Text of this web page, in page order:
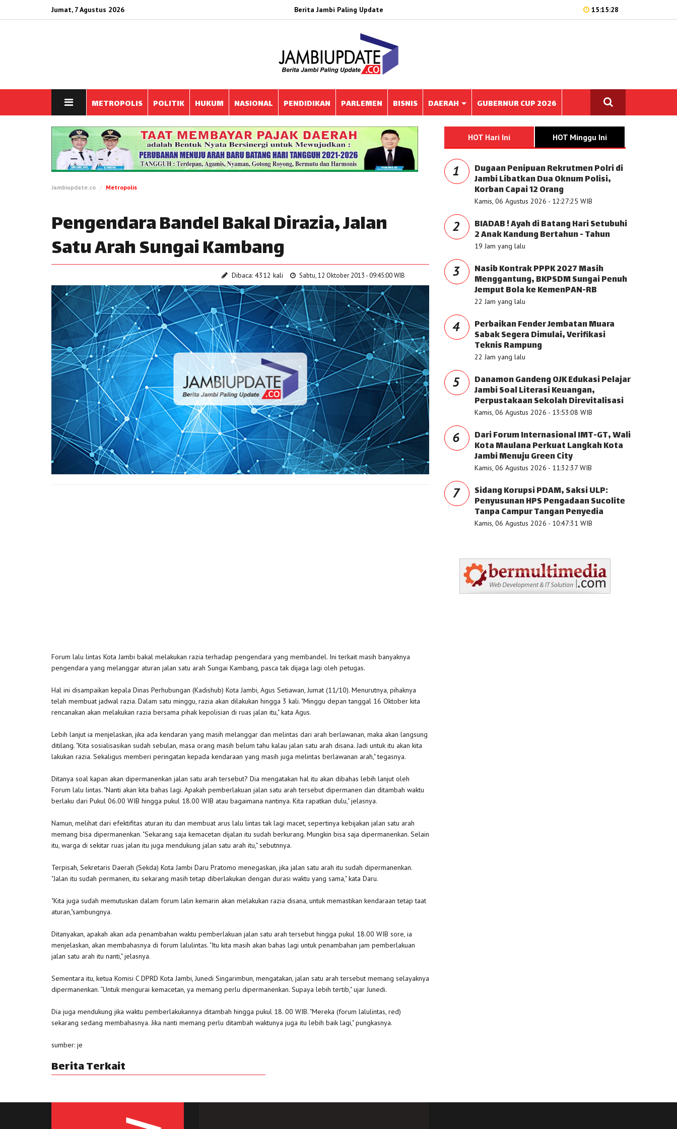
Jumat, 7 Agustus 2026 Berita Jambi Paling Update 15:15:28
METROPOLIS POLITIK HUKUM NASIONAL PENDIDIKAN PARLEMEN BISNIS DAERAH GUBERNUR CUP 2026
Jambiupdate.co Metropolis
Pengendara Bandel Bakal Dirazia, Jalan
Satu Arah Sungai Kambang
Dibaca: 4312 kali Sabtu, 12 Oktober 2013 - 09:45:00 WIB
Forum lalu lintas Kota Jambi bakal melakukan razia terhadap pengendara yang membandel. Ini terkait masih banyaknya
pengendara yang melanggar aturan jalan satu arah Sungai Kambang, pasca tak dijaga lagi oleh petugas.
Hal ini disampaikan kepala Dinas Perhubungan (Kadishub) Kota Jambi, Agus Setiawan, Jumat (11/10). Menurutnya, pihaknya
telah membuat jadwal razia. Dalam satu minggu, razia akan dilakukan hingga 3 kali. "Minggu depan tanggal 16 Oktober kita
rencanakan akan melakukan razia bersama pihak kepolisian di ruas jalan itu," kata Agus.
Lebih lanjut ia menjelaskan, jika ada kendaran yang masih melanggar dan melintas dari arah berlawanan, maka akan langsung
ditilang. "Kita sosialisasikan sudah sebulan, masa orang masih belum tahu kalau jalan satu arah disana. Jadi untuk itu akan kita
lakukan razia. Sekaligus memberi peringatan kepada kendaraan yang masih juga melintas berlawanan arah," tegasnya.
Ditanya soal kapan akan dipermanenkan jalan satu arah tersebut? Dia mengatakan hal itu akan dibahas lebih lanjut oleh
Forum lalu lintas. "Nanti akan kita bahas lagi. Apakah pemberlakuan jalan satu arah tersebut dipermanen dan ditambah waktu
berlaku dari Pukul 06.00 WIB hingga pukul 18.00 WIB atau bagaimana nantinya. Kita rapatkan dulu," jelasnya.
Namun, melihat dari efektifitas aturan itu dan membuat arus lalu lintas tak lagi macet, sepertinya kebijakan jalan satu arah
memang bisa dipermanenkan. "Sekarang saja kemacetan dijalan itu sudah berkurang. Mungkin bisa saja dipermanenkan. Selain
itu, warga di sekitar ruas jalan itu juga mendukung jalan satu arah itu," sebutnnya.
Terpisah, Sekretaris Daerah (Sekda) Kota Jambi Daru Pratomo menegaskan, jika jalan satu arah itu sudah dipermanenkan.
"Jalan itu sudah permanen, itu sekarang masih tetap diberlakukan dengan durasi waktu yang sama," kata Daru.
"Kita juga sudah memutuskan dalam forum lalin kemarin akan melakukan razia disana, untuk memastikan kendaraan tetap taat
aturan,"sambungnya.
Ditanyakan, apakah akan ada penambahan waktu pemberlakuan jalan satu arah tersebut hingga pukul 18.00 WIB sore, ia
menjelaskan, akan membahasnya di forum lalulintas. "Itu kita masih akan bahas lagi untuk penambahan jam pemberlakuan
jalan satu arah itu nanti," jelasnya.
Sementara itu, ketua Komisi C DPRD Kota Jambi, Junedi Singarimbun, mengatakan, jalan satu arah tersebut memang selayaknya
dipermanenkan. “Untuk mengurai kemacetan, ya memang perlu dipermanenkan. Supaya lebih tertib," ujar Junedi.
Dia juga mendukung jika waktu pemberlakukannya ditambah hingga pukul 18. 00 WIB. "Mereka (forum lalulintas, red)
sekarang sedang membahasnya. Jika nanti memang perlu ditambah waktunya juga itu lebih baik lagi," pungkasnya.
sumber: je
Berita Terkait
HOT Hari Ini HOT Minggu Ini
1 Dugaan Penipuan Rekrutmen Polri di
Jambi Libatkan Dua Oknum Polisi,
Korban Capai 12 Orang
Kamis, 06 Agustus 2026 - 12:27:25 WIB
2 BIADAB ! Ayah di Batang Hari Setubuhi
2 Anak Kandung Bertahun - Tahun
19 Jam yang lalu
3 Nasib Kontrak PPPK 2027 Masih
Menggantung, BKPSDM Sungai Penuh
Jemput Bola ke KemenPAN-RB
22 Jam yang lalu
4 Perbaikan Fender Jembatan Muara
Sabak Segera Dimulai, Verifikasi
Teknis Rampung
22 Jam yang lalu
5 Danamon Gandeng OJK Edukasi Pelajar
Jambi Soal Literasi Keuangan,
Perpustakaan Sekolah Direvitalisasi
Kamis, 06 Agustus 2026 - 13:53:08 WIB
6 Dari Forum Internasional IMT-GT, Wali
Kota Maulana Perkuat Langkah Kota
Jambi Menuju Green City
Kamis, 06 Agustus 2026 - 11:32:37 WIB
7 Sidang Korupsi PDAM, Saksi ULP:
Penyusunan HPS Pengadaan Sucolite
Tanpa Campur Tangan Penyedia
Kamis, 06 Agustus 2026 - 10:47:31 WIB